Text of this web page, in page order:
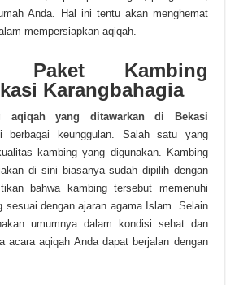
Anda. Hal ini tentu akan menghemat
mempersiapkan aqiqah.
Paket Kambing
Karangbahagia
aqiqah yang ditawarkan di Bekasi
keunggulan. Salah satu yang
kambing yang digunakan. Kambing
di sini biasanya sudah dipilih dengan
bahwa kambing tersebut memenuhi
sesuai dengan ajaran agama Islam. Selain
umumnya dalam kondisi sehat dan
acara aqiqah Anda dapat berjalan dengan